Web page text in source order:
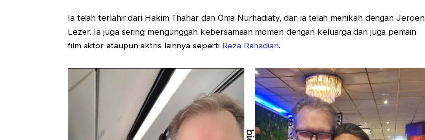
Ia telah terlahir dari Hakim Thahar dan Oma Nurhadiaty, dan ia telah menikah dengan Jeroen
Lezer. Ia juga sering mengunggah kebersamaan momen dengan keluarga dan juga pemain
film aktor ataupun aktris lainnya seperti Reza Rahadian.